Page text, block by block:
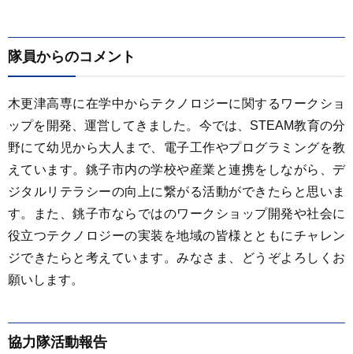
隊員からのコメント
木更津高専に在学中からテクノロジーに関するワークショ
ップを開発、運営してきました。今では、STEAM教育の分
野にて幼児から大人まで、電子工作やプログラミングを教
えています。銚子市内の学校や産業と連携をしながら、デ
ジタルリテラシーの向上に繋がる活動ができたらと思いま
す。また、銚子市ならではのワークショップ開発や社会に
役立つテクノロジーの実装を地域の皆様とともにチャレン
ジできたらと考えています。みなさま、どうぞよろしくお
願いします。
協力隊活動報告